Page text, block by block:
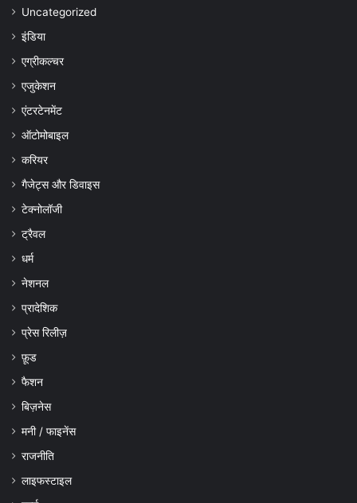
Uncategorized
इंडिया
एग्रीकल्चर
एजुकेशन
एंटरटेनमेंट
ऑटोमोबाइल
करियर
गैजेट्स और डिवाइस
टेक्नोलॉजी
ट्रैवल
धर्म
नेशनल
प्रादेशिक
प्रेस रिलीज़
फ़ूड
फैशन
बिज़नेस
मनी / फाइनेंस
राजनीति
लाइफस्टाइल